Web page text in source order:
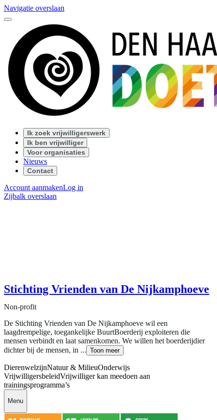
Navigatie overslaan
Ik zoek vrijwilligerswerk
Ik ben vrijwilliger
Voor organisaties
Nieuws
Contact
Account aanmakenLog in
Zijbalk overslaan
Stichting Vrienden van De Nijkamphoeve
Non-profit
De Stichting Vrienden van De Nijkamphoeve wil een
laagdrempelige, toegankelijke BuurtBoerderij exploiteren die
mensen verbindt en laat samenkomen. We willen het boerderijdier
dichter bij de mensen, in ... Toon meer
DierenwelzijnNatuur & MilieuOnderwijs
VrijwilligersbeleidVrijwilliger kan meedoen aan
trainingsprogramma’s
Menu